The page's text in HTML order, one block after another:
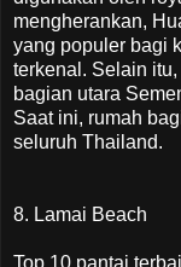
mengherankan,
yang populer bagi
terkenal. Selain
bagian utara
Saat ini, rumah
seluruh Thailand.
8. Lamai Beach
Top 10 pantai